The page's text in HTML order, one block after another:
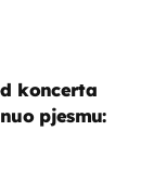
koncerta
pjesmu: